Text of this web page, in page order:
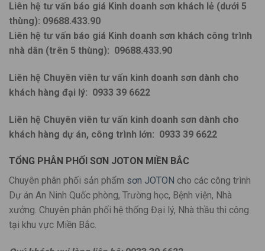
Liên hệ tư vấn báo giá Kinh doanh sơn khách lẻ (dưới 5
thùng): 09688.433.90
Liên hệ tư vấn báo giá Kinh doanh sơn khách công trình
nhà dân (trên 5 thùng): 09688.433.90
Liên hệ Chuyên viên tư vấn kinh doanh sơn dành cho
khách hàng đại lý: 0933 39 6622
Liên hệ Chuyên viên tư vấn kinh doanh sơn dành cho
khách hàng dự án, công trình lớn: 0933 39 6622
TỔNG PHÂN PHỐI SƠN JOTON MIỀN BẮC
Chuyên phân phối sản phẩm sơn JOTON cho các công trình
Dự án An Ninh Quốc phòng, Trường học, Bệnh viện, Nhà
xưởng. Chuyên phân phối hệ thống Đại lý, Nhà thầu thi công
tại khu vực Miền Bắc.